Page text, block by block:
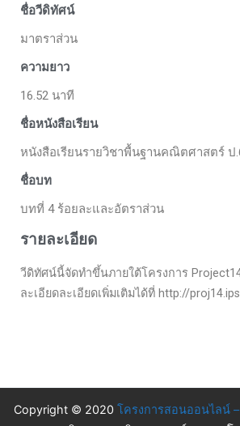
ชื่อวีดิทัศน์
มาตราส่วน
ความยาว
16.52 นาที
ชื่อหนังสือเรียน
หนังสือเรียนรายวิชาพื้นฐานคณิตศาสตร์ ป
ชื่อบท
บทที่ 4 ร้อยละและอัตราส่วน
รายละเอียด
วีดิทัศน์นี้จัดทำขึ้นภายใต้โครงการ
ละเอียดละเอียดเพิ่มเติมได้ที่ http://
Copyright © 2020 โครงการสอนออนไลน์